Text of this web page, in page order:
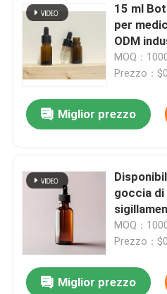
15 ml
per
ODM
MOQ：
Prezzo：
Miglior prezzo
goccia
MOQ：
Prezzo：
Miglior prezzo